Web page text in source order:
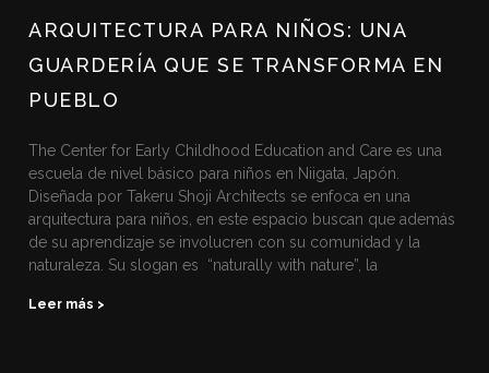
ARQUITECTURA PARA NIÑOS: UNA
GUARDERÍA QUE SE TRANSFORMA EN
PUEBLO
The Center for Early Childhood Education and Care es una
escuela de nivel básico para niños en Niigata, Japón.
Diseñada por Takeru Shoji Architects se enfoca en una
arquitectura para niños, en este espacio buscan que además
de su aprendizaje se involucren con su comunidad y la
naturaleza. Su slogan es “naturally with nature”, la
Leer más >